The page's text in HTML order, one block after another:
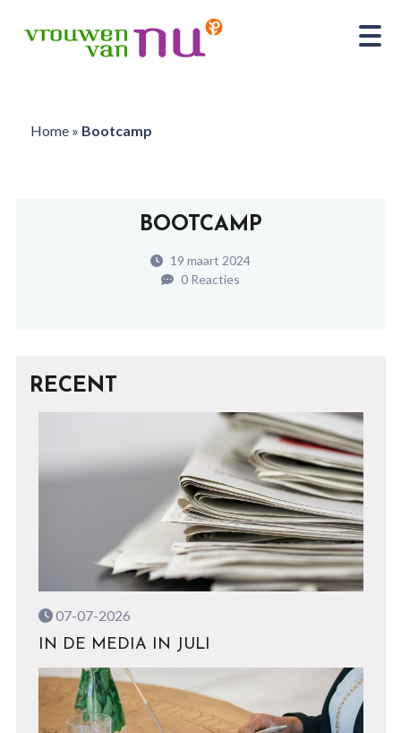
Home» Bootcamp
BOOTCAMP
19 maart 2024
0 Reacties
RECENT
07-07-2026
IN DE MEDIA IN JULI